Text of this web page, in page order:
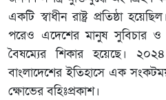
একটি স্বাধীন রাষ্ট্র প্রতিষ্ঠা
পরেও এদেশের মানুষ সুবিচার ও
বৈষম্যের শিকার হয়েছে।
বাংলাদেশের ইতিহাসে এক
ক্ষোভের বহিঃপ্রকাশ।